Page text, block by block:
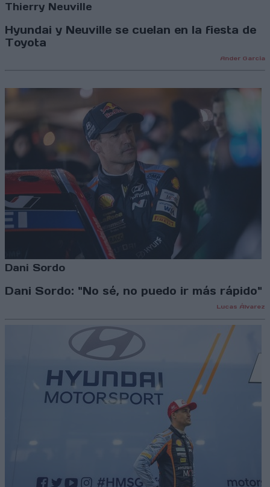
Thierry Neuville
Hyundai y Neuville se cuelan en la fiesta de
Toyota
Ander García
Dani Sordo
Dani Sordo: "No sé, no puedo ir más rápido"
Lucas Álvarez